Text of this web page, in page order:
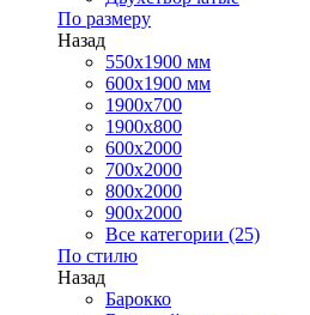
По размеру
Назад
550x1900 мм
600x1900 мм
1900х700
1900х800
600x2000
700x2000
800x2000
900x2000
Все категории (25)
По стилю
Назад
Барокко